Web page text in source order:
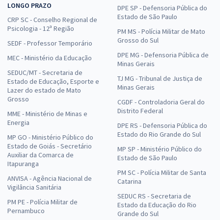
LONGO PRAZO
CRP SC - Conselho Regional de
Psicologia - 12ª Região
SEDF - Professor Temporário
MEC - Ministério da Educação
SEDUC/MT - Secretaria de
Estado de Educação, Esporte e
Lazer do estado de Mato
Grosso
MME - Ministério de Minas e
Energia
MP GO - Ministério Público do
Estado de Goiás - Secretário
Auxiliar da Comarca de
Itapuranga
ANVISA - Agência Nacional de
Vigilância Sanitária
PM PE - Polícia Militar de
Pernambuco
DPE SP - Defensoria Pública do
Estado de São Paulo
PM MS - Polícia Militar de Mato
Grosso do Sul
DPE MG - Defensoria Pública de
Minas Gerais
TJ MG - Tribunal de Justiça de
Minas Gerais
CGDF - Controladoria Geral do
Distrito Federal
DPE RS - Defensoria Pública do
Estado do Rio Grande do Sul
MP SP - Ministério Público do
Estado de São Paulo
PM SC - Polícia Militar de Santa
Catarina
SEDUC RS - Secretaria de
Estado da Educação do Rio
Grande do Sul